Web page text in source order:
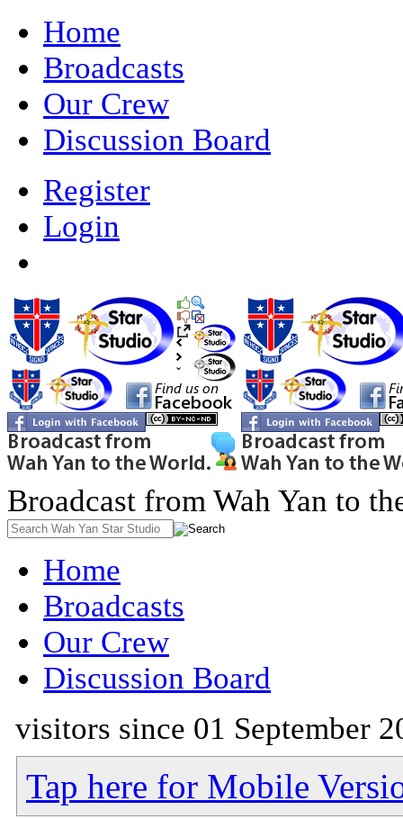
Home
Broadcasts
Our Crew
Discussion Board
Register
Login
Broadcast from Wah Yan to
Home
Broadcasts
Our Crew
Discussion Board
visitors since 01 September
Tap here for Mobile